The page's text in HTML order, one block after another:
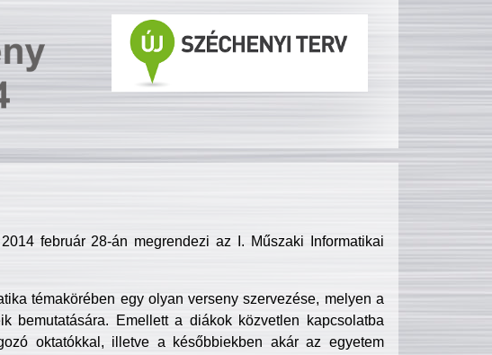
február 28-án megrendezi az I. Műszaki Informatikai
témakörében egy olyan verseny szervezése, melyen a
bemutatására. Emellett a diákok közvetlen kapcsolatba
oktatókkal, illetve a későbbiekben akár az egyetem